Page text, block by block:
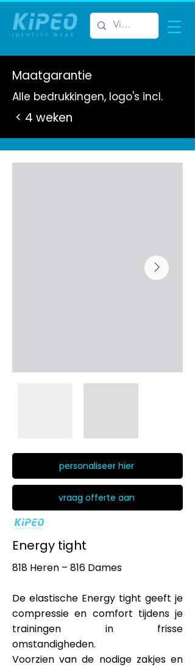
Maatgarantie
Alle bedrukkingen, logo's incl.
< 4 weken
personaliseer hier
vraag offerte aan
Energy tight
818 Heren – 816 Dames
De elastische Energy tight geeft je
compressie en comfort tijdens je
trainingen in frisse
omstandigheden.
Voorzien van de nodige zakjes en